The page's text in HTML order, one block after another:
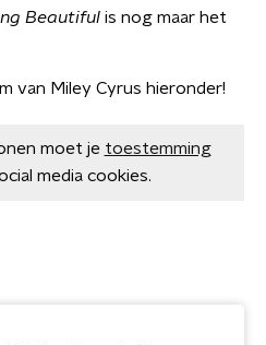
Beautiful is nog maar het
van Miley Cyrus hieronder!
moet je toestemming
media cookies.